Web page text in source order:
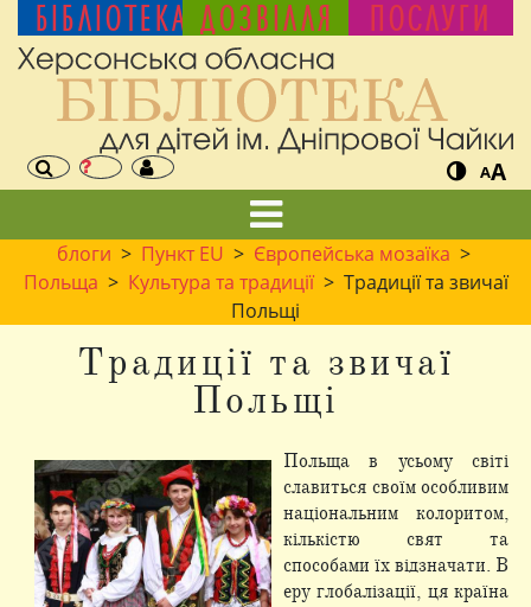
БІБЛІОТЕКА ДОЗВІЛЛЯ ПОСЛУГИ
AA
блоги > Пункт EU > Європейська мозаїка >
Польща > Культура та традиції> Традиції та звичаї
Польщі
Традиції та звичаї
Польщі
Польща в усьому світі
славиться своїм особливим
національним колоритом,
кількістю свят та
способами їх відзначати. В
еру глобалізації, ця країна